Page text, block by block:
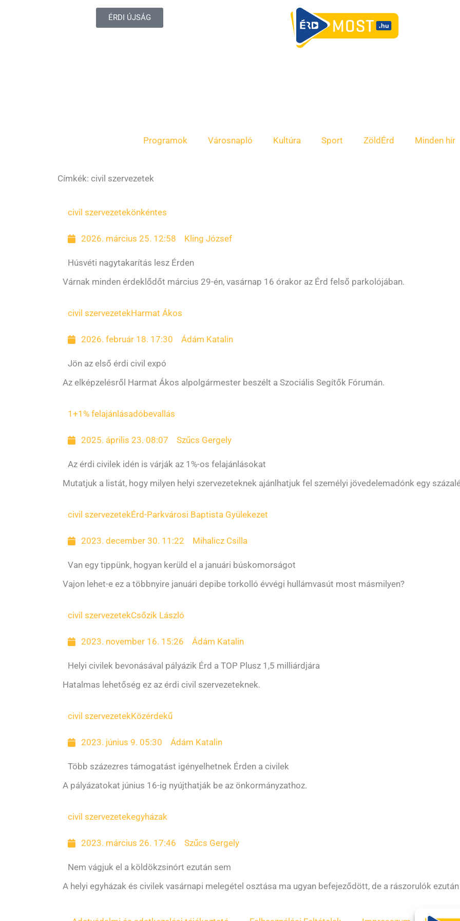
ÉRDI ÚJSÁG
Programok Városnapló Kultúra Sport ZöldÉrd Minden hír
Címkék: civil szervezetek
civil szervezetekönkéntes
2026. március 25. 12:58 Kling József
Húsvéti nagytakarítás lesz Érden
Várnak minden érdeklődőt március 29-én, vasárnap 16 órakor az Érd felső parkolójában.
civil szervezetekHarmat Ákos
2026. február 18. 17:30 Ádám Katalin
Jön az első érdi civil expó
Az elképzelésről Harmat Ákos alpolgármester beszélt a Szociális Segítők Fórumán.
1+1% felajánlásadóbevallás
2025. április 23. 08:07 Szűcs Gergely
Az érdi civilek idén is várják az 1%-os felajánlásokat
Mutatjuk a listát, hogy milyen helyi szervezeteknek ajánlhatjuk fel személyi jövedelemadónk egy
civil szervezetekÉrd-Parkvárosi Baptista Gyülekezet
2023. december 30. 11:22 Mihalicz Csilla
Van egy tippünk, hogyan kerüld el a januári búskomorságot
Vajon lehet-e ez a többnyire januári depibe torkolló évvégi hullámvasút most másmilyen?
civil szervezetekCsőzik László
2023. november 16. 15:26 Ádám Katalin
Helyi civilek bevonásával pályázik Érd a TOP Plusz 1,5 milliárdjára
Hatalmas lehetőség ez az érdi civil szervezeteknek.
civil szervezetekKözérdekű
2023. június 9. 05:30 Ádám Katalin
Több százezres támogatást igényelhetnek Érden a civilek
A pályázatokat június 16-ig nyújthatják be az önkormányzathoz.
civil szervezetekegyházak
2023. március 26. 17:46 Szűcs Gergely
Nem vágjuk el a köldökzsinórt ezután sem
A helyi egyházak és civilek vasárnapi melegétel osztása ma ugyan befejeződött, de a rászorulók